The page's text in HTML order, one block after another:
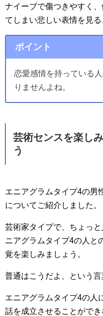
ナイーブで傷つきやすく
てしまい悲しい表情を見る
ポイント
恋愛感情を持っている
りませんよね。
芸術センスを楽し
う
エニアグラムタイプ4の男
についてご紹介しました。
芸術家タイプで、ちょっ
ニアグラムタイプ4の人と
覚を楽しみましょう。
普通はこうだよ、という言
エニアグラムタイプ4の人
話を成立させることができ